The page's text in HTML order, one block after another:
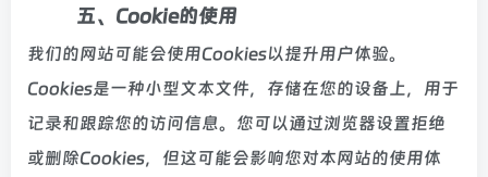
五、Cookie的使用
我们的网站可能会使用Cookies以提升用户体验。
Cookies是一种小型文本文件，存储在您的设备上，用于
记录和跟踪您的访问信息。您可以通过浏览器设置拒绝
或删除Cookies，但这可能会影响您对本网站的使用体